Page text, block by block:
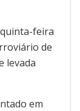
feira
de
levada
em